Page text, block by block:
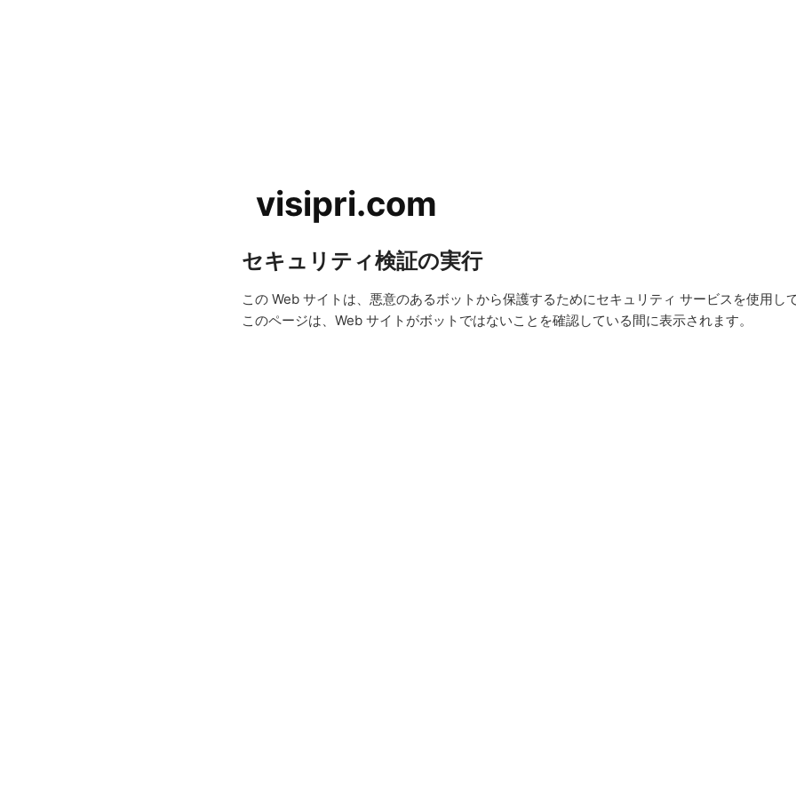
visipri.com
セキュリティ検証の実行
この Web サイトは、悪意のあるボットから保護するためにセキュリティ サービスを使用して
このページは、Web サイトがボットではないことを確認している間に表示されます。